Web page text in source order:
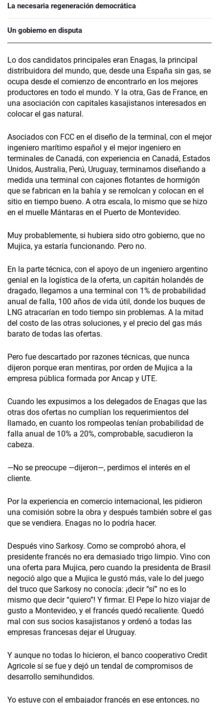
La necesaria regeneración democrática
Un gobierno en disputa
Lo dos candidatos principales eran Enagas, la principal
distribuidora del mundo, que, desde una España sin gas, se
ocupa desde el comienzo de encontrarlo en los mejores
productores en todo el mundo. Y la otra, Gas de France, en
una asociación con capitales kasajistanos interesados en
colocar el gas natural.
Asociados con FCC en el diseño de la terminal, con el mejor
ingeniero marítimo español y el mejor ingeniero en
terminales de Canadá, con experiencia en Canadá, Estados
Unidos, Australia, Perú, Uruguay, terminamos diseñando a
medida una terminal con cajones flotantes de hormigón
que se fabrican en la bahía y se remolcan y colocan en el
sitio en tiempo bueno. A otra escala, lo mismo que se hizo
en el muelle Mántaras en el Puerto de Montevideo.
Muy probablemente, si hubiera sido otro gobierno, que no
Mujica, ya estaría funcionando. Pero no.
En la parte técnica, con el apoyo de un ingeniero argentino
genial en la logística de la oferta, un capitán holandés de
dragado, llegamos a una terminal con 1% de probabilidad
anual de falla, 100 años de vida útil, donde los buques de
LNG atracarían en todo tiempo sin problemas. A la mitad
del costo de las otras soluciones, y el precio del gas más
barato de todas las ofertas.
Pero fue descartado por razones técnicas, que nunca
dijeron porque eran mentiras, por orden de Mujica a la
empresa pública formada por Ancap y UTE.
Cuando les expusimos a los delegados de Enagas que las
otras dos ofertas no cumplían los requerimientos del
llamado, en cuanto los rompeolas tenían probabilidad de
falla anual de 10% a 20%, comprobable, sacudieron la
cabeza.
—No se preocupe —dijeron—, perdimos el interés en el
cliente.
Por la experiencia en comercio internacional, les pidieron
una comisión sobre la obra y después también sobre el gas
que se vendiera. Enagas no lo podría hacer.
Después vino Sarkosy. Como se comprobó ahora, el
presidente francés no era demasiado trigo limpio. Vino con
una oferta para Mujica, pero cuando la presidenta de Brasil
negoció algo que a Mujica le gustó más, vale lo del juego
del truco que Sarkosy no conocía: ¡decir “sí” no es lo
mismo que decir “quiero”! Y firmar. El Pepe lo hizo viajar de
gusto a Montevideo, y el francés quedó recaliente. Quedó
mal con sus socios kasajistanos y ordenó a todas las
empresas francesas dejar el Uruguay.
Y aunque no todas lo hicieron, el banco cooperativo Credit
Agricole sí se fue y dejó un tendal de compromisos de
desarrollo semihundidos.
Yo estuve con el embajador francés en ese entonces, no